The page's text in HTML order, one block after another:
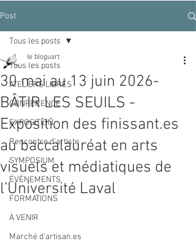
Post
Tous les posts
ATELIERS LIBRES
CONFÉRENCE
EXPOSITION
Rencontre d’artiste
SYMPOSIUM
ÉVÈNEMENTS
FORMATIONS
À VENIR
Marché d'artisan.es
Tous les posts
30 mai au 13 juin 2026-
BÂTIR LES SEUILS -
Exposition des finissant.es
au baccalauréat en arts
visuels et médiatiques de
l’Université Laval
le bloguart